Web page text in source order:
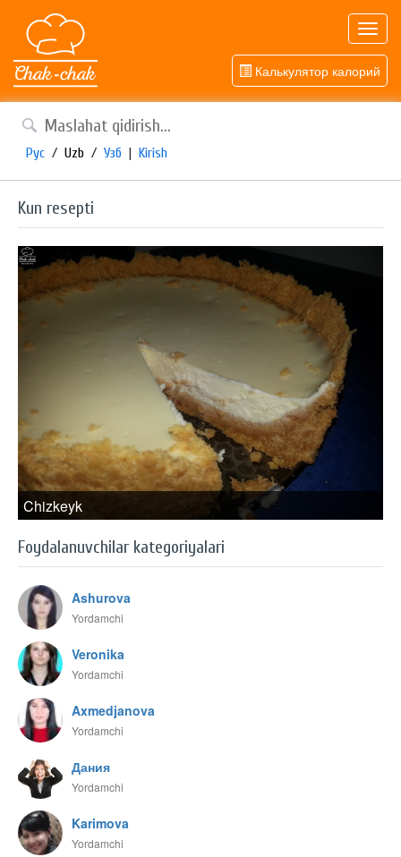
Калькулятор калорий
Рус / Uzb / Узб | Kirish
Kun resepti
Chizkeyk
Foydalanuvchilar kategoriyalari
Ashurova
Yordamchi
Veronika
Yordamchi
Axmedjanova
Yordamchi
Дания
Yordamchi
Karimova
Yordamchi